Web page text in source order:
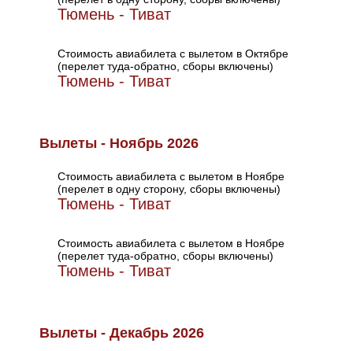
Тюмень - Тиват
Стоимость авиабилета с вылетом в Октябре
(перелет туда-обратно, сборы включены)
Тюмень - Тиват
Вылеты - Ноябрь 2026
Стоимость авиабилета с вылетом в Ноябре
(перелет в одну сторону, сборы включены)
Тюмень - Тиват
Стоимость авиабилета с вылетом в Ноябре
(перелет туда-обратно, сборы включены)
Тюмень - Тиват
Вылеты - Декабрь 2026